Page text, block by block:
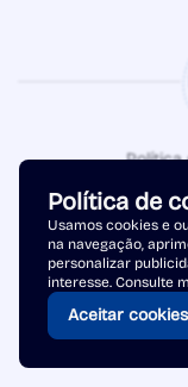
Política
Copyright © 2026 -
Política de
Usamos cookies e
na navegação,
personalizar
interesse. Consulte
Aceitar cookies